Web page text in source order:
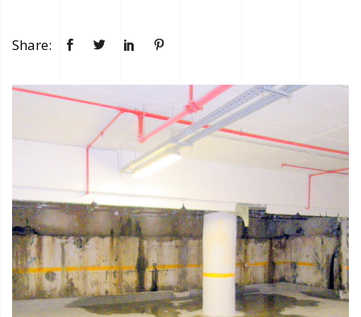
Share: